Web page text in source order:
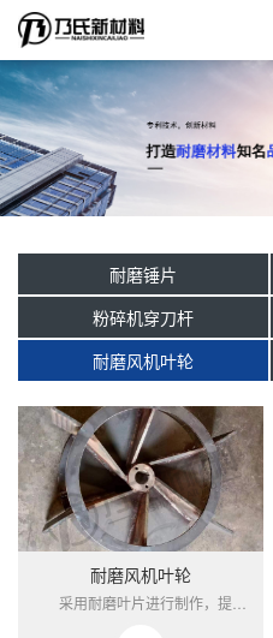
耐磨锤片
粉碎机穿刀杆
耐磨风机叶轮
耐磨风机叶轮
采用耐磨叶片进行制作，提高整个风机叶轮的使用寿命，并对整个叶轮进行动平衡调试。